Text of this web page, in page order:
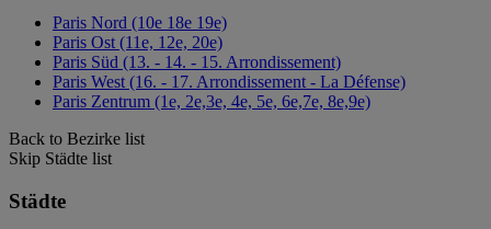
Paris Nord (10e 18e 19e)
Paris Ost (11e, 12e, 20e)
Paris Süd (13. - 14. - 15. Arrondissement)
Paris West (16. - 17. Arrondissement - La Défense)
Paris Zentrum (1e, 2e,3e, 4e, 5e, 6e,7e, 8e,9e)
Back to Bezirke list
Skip Städte list
Städte